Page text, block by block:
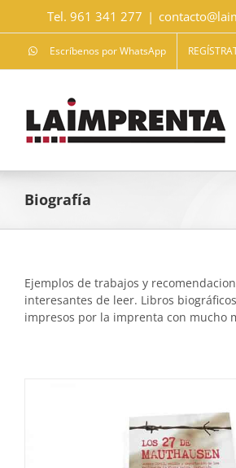
Tel. 961 341 277 |
Escríbenos por WhatsApp
Biografía
Ejemplos de trabajos y
interesantes de leer. Libros
impresos por la imprenta con mucho